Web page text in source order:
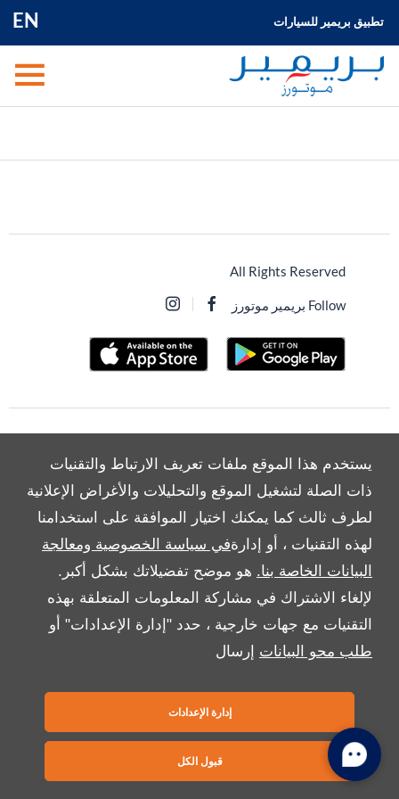
يستخدم هذا الموقع ملفات تعريف الارتباط والتقنيات
ذات الصلة لتشغيل الموقع والتحليلات والأغراض الإعلانية
لطرف ثالث كما يمكنك اختيار الموافقة على استخدامنا
لهذه التقنيات ، أو إدارةفي سياسة الخصوصية ومعالجة
البيانات الخاصة بنا. هو موضح تفضيلاتك بشكل أكبر.
لإلغاء الاشتراك في مشاركة المعلومات المتعلقة بهذه
التقنيات مع جهات خارجية ، حدد "إدارة الإعدادات" أو
طلب محو البيانات إرسال
إدارة الإعدادات
قبول الكل
EN تطبيق بريمير للسيارات
All Rights Reserved
Follow بريمير موتورز
Copyright © 2026 بريمير موتورز